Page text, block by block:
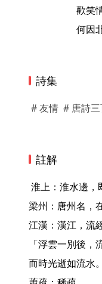
歡笑
何因
詩集
# 友情 # 唐詩
註解
梁州：唐州名，
江漢：漢江，流
「浮雲一別後
而時光逝如流水。